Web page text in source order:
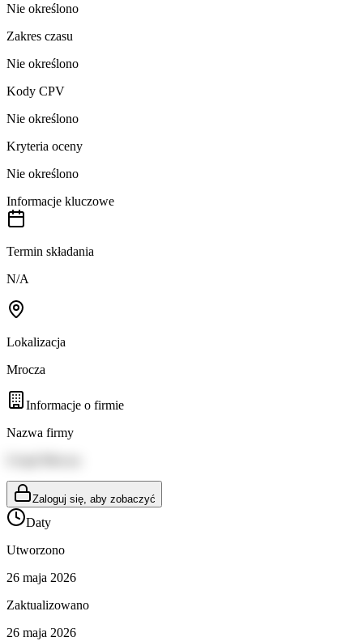
Nie określono
Zakres czasu
Nie określono
Kody CPV
Nie określono
Kryteria oceny
Nie określono
Informacje kluczowe
Termin składania
N/A
Lokalizacja
Mrocza
Informacje o firmie
Nazwa firmy
Zaloguj się, aby zobaczyć
Daty
Utworzono
26 maja 2026
Zaktualizowano
26 maja 2026